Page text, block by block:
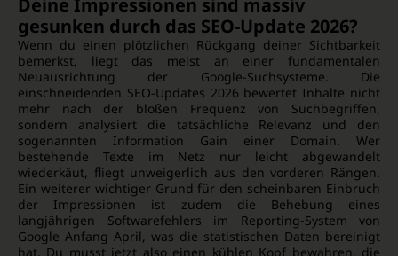
Deine Impressionen sind massiv
gesunken durch das SEO-Update 2026?
Wenn du einen plötzlichen Rückgang deiner Sichtbarkeit
bemerkst, liegt das meist an einer fundamentalen
Neuausrichtung der Google-Suchsysteme. Die
einschneidenden SEO-Updates 2026 bewertet Inhalte nicht
mehr nach der bloßen Frequenz von Suchbegriffen,
sondern analysiert die tatsächliche Relevanz und den
sogenannten Information Gain einer Domain. Wer
bestehende Texte im Netz nur leicht abgewandelt
wiederkäut, fliegt unweigerlich aus den vorderen Rängen.
Ein weiterer wichtiger Grund für den scheinbaren Einbruch
der Impressionen ist zudem die Behebung eines
langjährigen Softwarefehlers im Reporting-System von
Google Anfang April, was die statistischen Daten bereinigt
hat. Du musst jetzt also einen kühlen Kopf bewahren, die